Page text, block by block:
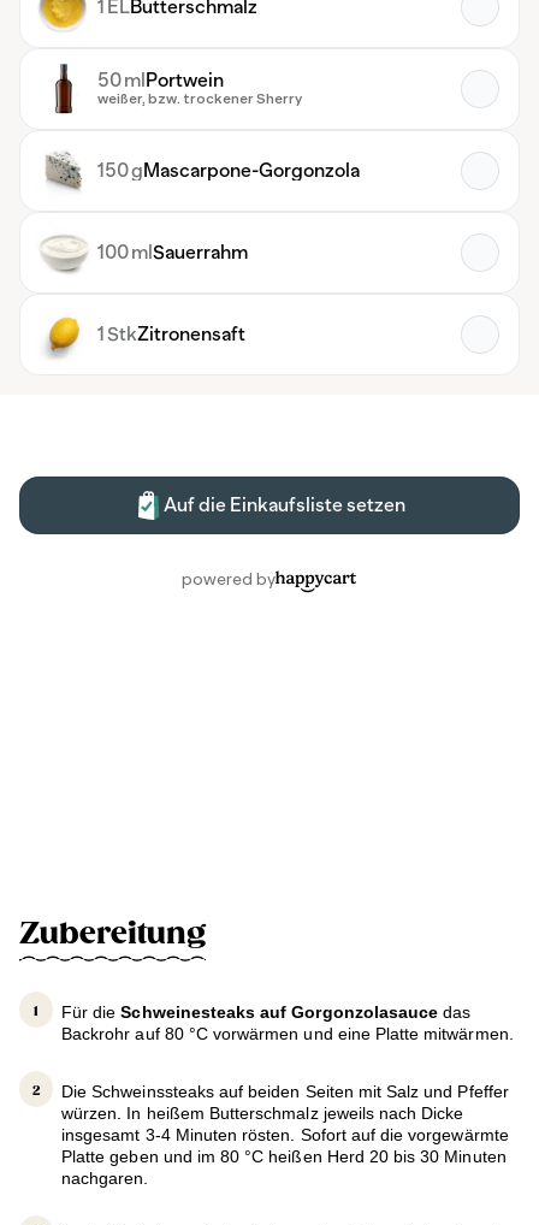
Zubereitung
Für dieSchweinesteaks auf Gorgonzolasauce das
Backrohr auf 80 °C vorwärmen und eine Platte mitwärmen.
Die Schweinssteaks auf beiden Seiten mit Salz und Pfeffer
würzen. In heißem Butterschmalz jeweils nach Dicke
insgesamt 3-4 Minuten rösten. Sofort auf die vorgewärmte
Platte geben und im 80 °C heißen Herd 20 bis 30 Minuten
nachgaren.